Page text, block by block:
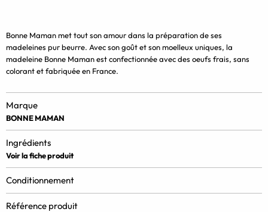
Bonne Maman met tout son amour dans la préparation de ses
madeleines pur beurre. Avec son goût et son moelleux uniques, la
madeleine Bonne Maman est confectionnée avec des oeufs frais, sans
colorant et fabriquée en France.
Marque
BONNE MAMAN
Ingrédients
Voir la fiche produit
Conditionnement
Référence produit